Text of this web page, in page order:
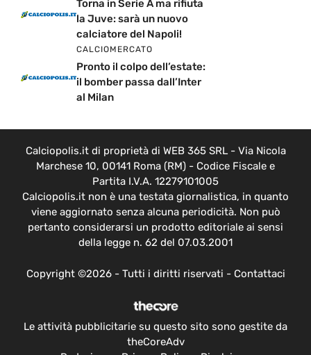
Torna in Serie A ma rifiuta
la Juve: sarà un nuovo
calciatore del Napoli!
CALCIOMERCATO
Pronto il colpo dell’estate:
il bomber passa dall’Inter
al Milan
Calciopolis.it di proprietà di WEB 365 SRL - Via Nicola
Marchese 10, 00141 Roma (RM) - Codice Fiscale e
Partita I.V.A. 12279101005
Calciopolis.it non è una testata giornalistica, in quanto
viene aggiornato senza alcuna periodicità. Non può
pertanto considerarsi un prodotto editoriale ai sensi
della legge n. 62 del 07.03.2001
Copyright ©2026 - Tutti i diritti riservati - Contattaci
Le attività pubblicitarie su questo sito sono gestite da
theCoreAdv